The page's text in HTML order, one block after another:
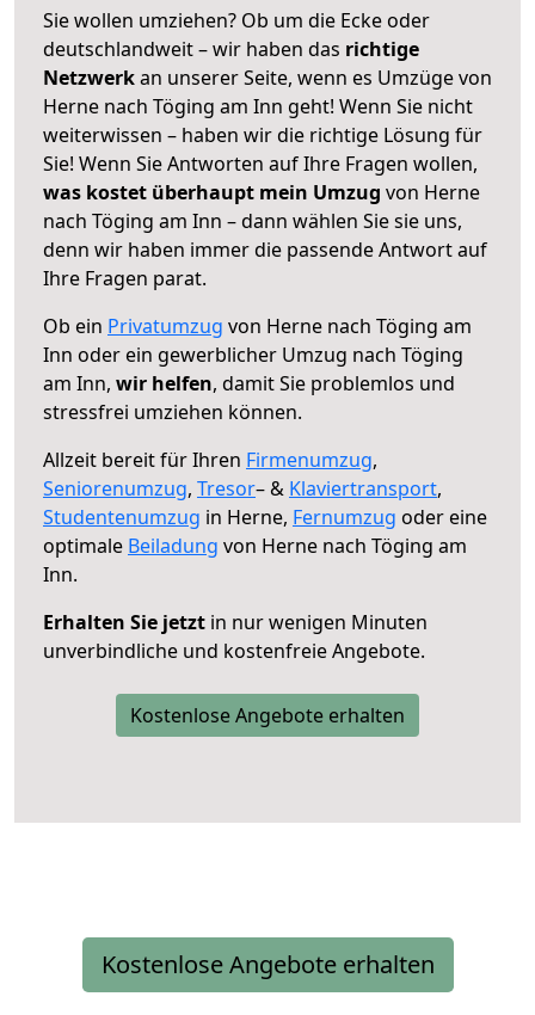
Sie wollen umziehen? Ob um die Ecke oder
deutschlandweit – wir haben das richtige
Netzwerkan unserer Seite, wenn es Umzüge von
Herne nach Töging am Inn geht! Wenn Sie nicht
weiterwissen – haben wir die richtige Lösung für
Sie! Wenn Sie Antworten auf Ihre Fragen wollen,
was kostet überhaupt mein Umzug von Herne
nach Töging am Inn – dann wählen Sie sie uns,
denn wir haben immer die passende Antwort auf
Ihre Fragen parat.
Ob ein Privatumzug von Herne nach Töging am
Inn oder ein gewerblicher Umzug nach Töging
am Inn, wir helfen, damit Sie problemlos und
stressfrei umziehen können.
Allzeit bereit für Ihren Firmenumzug,
Seniorenumzug, Tresor– & Klaviertransport,
Studentenumzug in Herne, Fernumzug oder eine
optimale Beiladung von Herne nach Töging am
Inn.
Erhalten Sie jetzt in nur wenigen Minuten
unverbindliche und kostenfreie Angebote.
Kostenlose Angebote erhalten
Kostenlose Angebote erhalten